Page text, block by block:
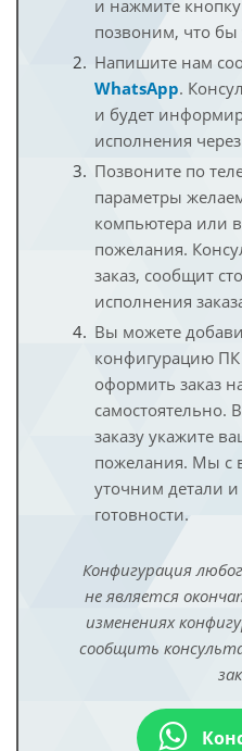
и нажмите
позвоним, что бы
Напишите нам
WhatsApp.
и будет
исполнения
Позвоните по
параметры
компьютера или
пожелания.
заказ, сообщит
исполнения
Вы можете
конфигурацию
оформить заказ
самостоятельно.
заказу укажите
пожелания. Мы с
уточним детали
готовности.
Конфигурация
не является
изменениях
сообщить